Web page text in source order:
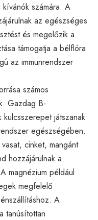
számára. A
az egészséges
és megelőzik a
támogatja a bélflóra
az immunrendszer
számos
Gazdag B-
játszanak
egészségében.
cinket, mangánt
hozzájárulnak a
magnézium például
megfelelő
A
tanúsítottan